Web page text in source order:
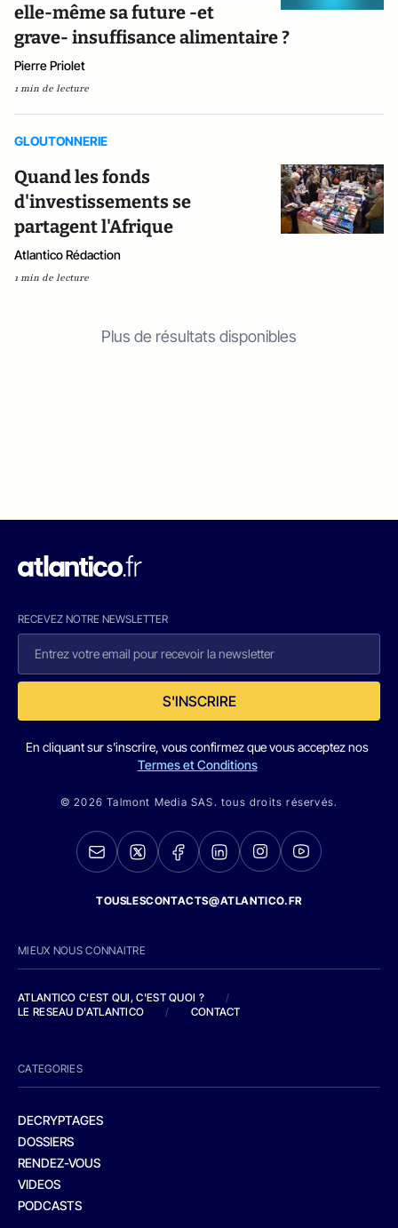
elle-même sa future -et
grave- insuffisance alimentaire ?
Pierre Priolet
1 min de lecture
GLOUTONNERIE
Quand les fonds
d'investissements se
partagent l'Afrique
Atlantico Rédaction
1 min de lecture
Plus de résultats disponibles
RECEVEZ NOTRE NEWSLETTER
S'INSCRIRE
En cliquant sur s'inscrire, vous confirmez que vous acceptez nos
Termes et Conditions
© 2026 Talmont Media SAS. tous droits réservés.
TOUSLESCONTACTS@ATLANTICO.FR
MIEUX NOUS CONNAITRE
ATLANTICO C'EST QUI, C'EST QUOI ?
/
LE RESEAU D'ATLANTICO
/ CONTACT
CATEGORIES
DECRYPTAGES
DOSSIERS
RENDEZ-VOUS
VIDEOS
PODCASTS